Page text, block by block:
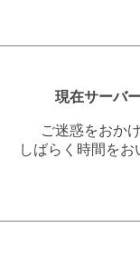
現在サーバ
ご迷惑をおか
しばらく時間を